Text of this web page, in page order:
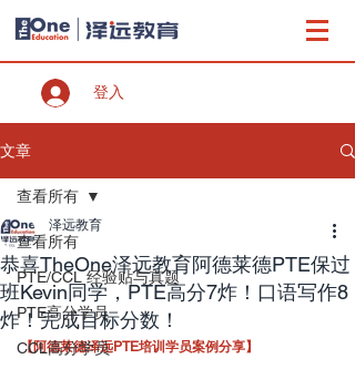
登入
文章
查看所有
PTE/CCL 经验贴与真题
PTE高分学员
CCL高分学员
查看所有
恭喜TheOne泽远教育阿德莱德PTE保过
班Kevin同学，PTE高分7炸！口语写作8
炸！完成目标分数！
泽远教育
【阿德莱德泽远PTE培训学员案例分享】